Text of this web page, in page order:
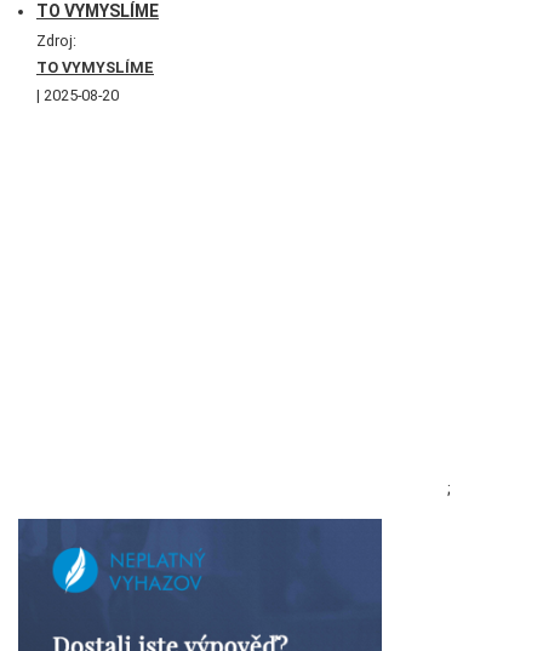
TO VYMYSLÍME
Zdroj:
TO VYMYSLÍME
2025-08-20
;